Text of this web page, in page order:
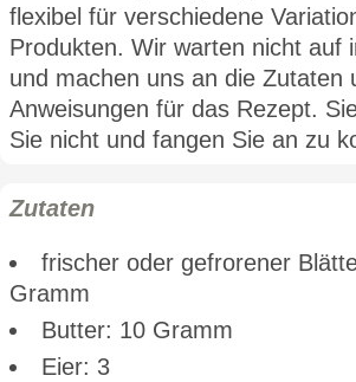
flexibel für verschiedene
Produkten. Wir warten nicht auf
und machen uns an die Zutaten
Anweisungen für das Rezept.
Sie nicht und fangen Sie an zu
Zutaten
frischer oder gefrorener
Gramm
Butter: 10 Gramm
Eier: 3